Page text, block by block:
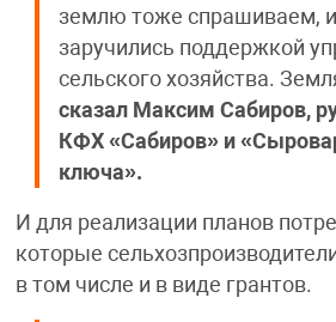
землю тоже спрашиваем,
заручились поддержкой
сельского хозяйства.
сказал Максим Сабиров,
КФХ «Сабиров» и
ключа».
И для реализации планов
которые
в том числе и в виде грантов.